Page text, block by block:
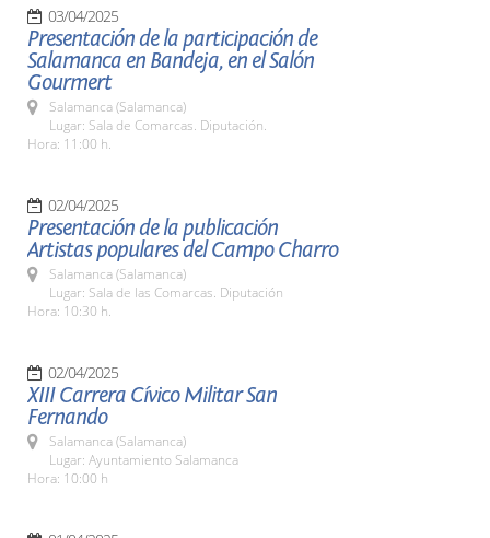
03/04/2025
Presentación de la participación de
Salamanca en Bandeja, en el Salón
Gourmert
Salamanca (Salamanca)
Lugar: Sala de Comarcas. Diputación.
Hora: 11:00 h.
02/04/2025
Presentación de la publicación
Artistas populares del Campo Charro
Salamanca (Salamanca)
Lugar: Sala de las Comarcas. Diputación
Hora: 10:30 h.
02/04/2025
XIII Carrera Cívico Militar San
Fernando
Salamanca (Salamanca)
Lugar: Ayuntamiento Salamanca
Hora: 10:00 h